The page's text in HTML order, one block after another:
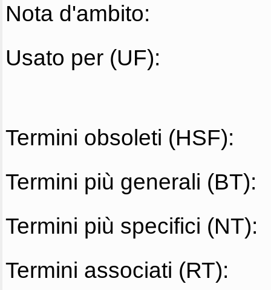
Nota d'ambito:
Usato per (UF):
Termini obsoleti (HSF):
Termini più generali (BT):
Termini più specifici (NT):
Termini associati (RT):